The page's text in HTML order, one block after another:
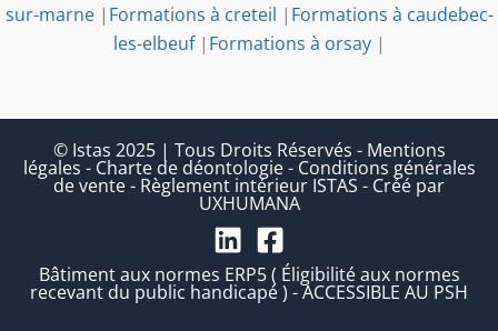
sur-marne| Formations à creteil | Formations à caudebec-
les-elbeuf| Formations à orsay|
© Istas 2025 | Tous Droits Réservés - Mentions
légales - Charte de déontologie- Conditions générales
de vente- Règlement intérieur ISTAS - Créé par
UXHUMANA
Bâtiment aux normes ERP5 ( Éligibilité aux normes
recevant du public handicapé ) - ACCESSIBLE AU PSH